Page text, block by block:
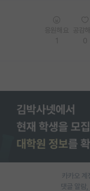
이벤트
반도체 아카데미
카카오 계
댓글 알람